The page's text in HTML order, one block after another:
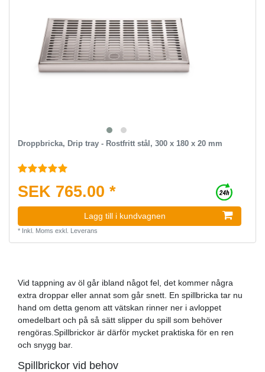
Droppbricka, Drip tray - Rostfritt stål, 300 x 180 x 20 mm
SEK 765.00 *
Lagg till i kundvagnen
* Inkl. Moms exkl. Leverans
Vid tappning av öl går ibland något fel, det kommer några
extra droppar eller annat som går snett. En spillbricka tar nu
hand om detta genom att vätskan rinner ner i avloppet
omedelbart och på så sätt slipper du spill som behöver
rengöras.Spillbrickor är därför mycket praktiska för en ren
och snygg bar.
Spillbrickor vid behov